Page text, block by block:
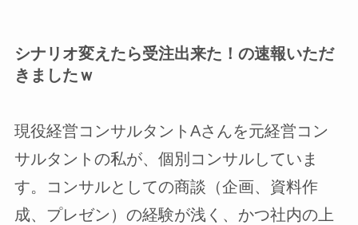
シナリオ変えたら受注出来た！の速報いただ
きましたｗ
現役経営コンサルタントAさんを元経営コン
サルタントの私が、個別コンサルしていま
す。コンサルとしての商談（企画、資料作
成、プレゼン）の経験が浅く、かつ社内の上